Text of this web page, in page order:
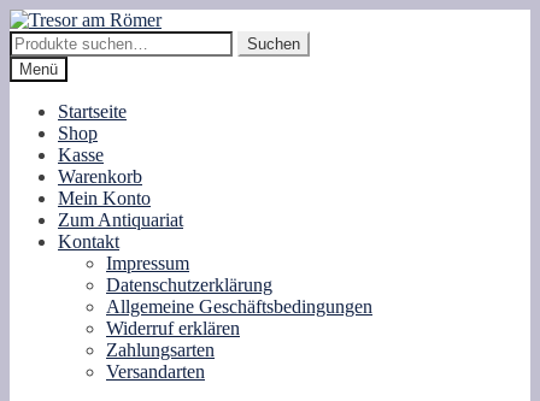
Zur
Navigation
springen
Zum
Inhalt
springen
Suche
nach:
Suchen
Menü
Startseite
Shop
Kasse
Warenkorb
Mein Konto
Zum Antiquariat
Kontakt
Impressum
Datenschutzerklärung
Allgemeine Geschäftsbedingungen
Widerruf erklären
Zahlungsarten
Versandarten